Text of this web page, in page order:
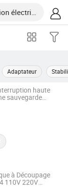
Adaptateur
haute
sauvegarde
à Découpage
110V 220V